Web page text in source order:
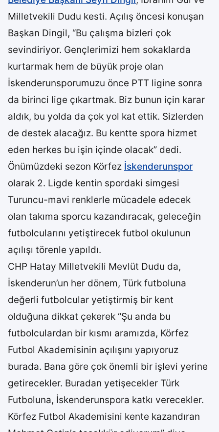
Milletvekili Dudu kesti. Açılış öncesi konuşan
Başkan Dingil, “Bu çalışma bizleri çok
sevindiriyor. Gençlerimizi hem sokaklarda
kurtarmak hem de büyük proje olan
İskenderunsporumuzu önce PTT ligine sonra
da birinci lige çıkartmak. Biz bunun için karar
aldık, bu yolda da çok yol kat ettik. Sizlerden
de destek alacağız. Bu kentte spora hizmet
eden herkes bu işin içinde olacak” dedi.
Önümüzdeki sezon Körfez İskenderunspor
olarak 2. Ligde kentin spordaki simgesi
Turuncu-mavi renklerle mücadele edecek
olan takıma sporcu kazandıracak, geleceğin
futbolcularını yetiştirecek futbol okulunun
açılışı törenle yapıldı.
CHP Hatay Milletvekili Mevlüt Dudu da,
İskenderun’un her dönem, Türk futboluna
değerli futbolcular yetiştirmiş bir kent
olduğuna dikkat çekerek “Şu anda bu
futbolculardan bir kısmı aramızda, Körfez
Futbol Akademisinin açılışını yapıyoruz
burada. Bana göre çok önemli bir işlevi yerine
getirecekler. Buradan yetişecekler Türk
Futboluna, İskenderunspora katkı verecekler.
Körfez Futbol Akademisini kente kazandıran